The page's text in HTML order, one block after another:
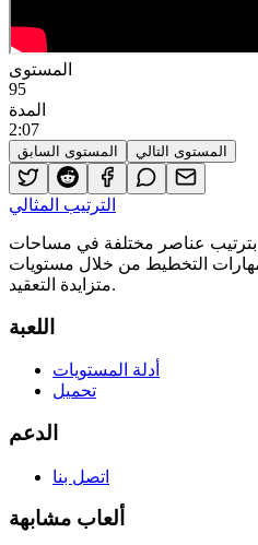
المستوى
95
المدة
2:07
المستوى السابق المستوى التالي
الترتيب المثالي
بترتيب عناصر مختلفة في مساحات
التخطيط من خلال مستويات
متزايدة التعقيد.
اللعبة
أدلة المستويات
تحميل
الدعم
اتصل بنا
ألعاب مشابهة